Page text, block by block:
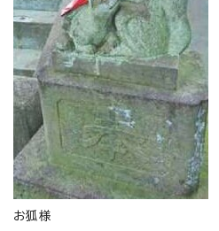
お狐様